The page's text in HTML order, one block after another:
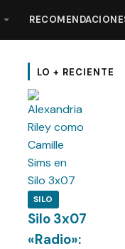
LO + RECIENTE
SILO
Silo 3x07
«Radio»: